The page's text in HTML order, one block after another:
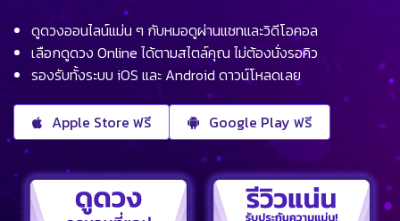
ดูดวงออนไลน์แม่น ๆ กับหมอดูผ่านแชทและวิดีโอคอล
เลือกดูดวง Online ได้ตามสไตล์คุณ ไม่ต้องนั่งรอคิว
รองรับทั้งระบบ iOS และ Android ดาวน์โหลดเลย
Apple Store ฟรี Google Play ฟรี